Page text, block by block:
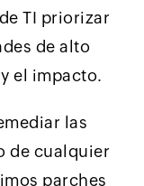
TI priorizar
de alto
el impacto.
las
de cualquier
parches